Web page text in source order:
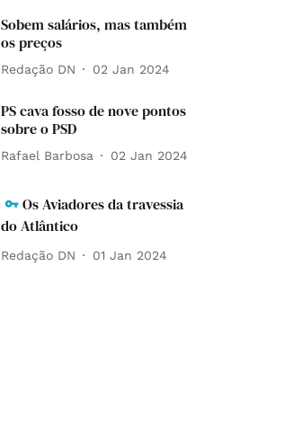
Sobem salários, mas também
os preços
Redação DN 02 Jan 2024
PS cava fosso de nove pontos
sobre o PSD
Rafael Barbosa 02 Jan 2024
Os Aviadores da travessia
do Atlântico
Redação DN 01 Jan 2024